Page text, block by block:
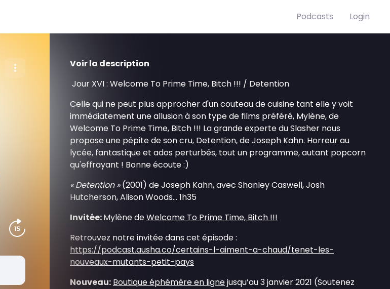
Podcasts Login
Voir la description
Jour XVI : Welcome To Prime Time, Bitch !!! / Detention
Celle qui ne peut plus approcher d'un couteau de cuisine tant elle y voit
immédiatement une allusion à son type de films préféré, Mylène, de
Welcome To Prime Time, Bitch !!! La grande experte du Slasher nous
propose une pépite de son cru, Detention, de Joseph Kahn. Horreur au
lycée, fantastique et ados perturbés, tout un programme, autant popcorn
qu'effrayant ! Bonne écoute :)
« Detention »(2001) de Joseph Kahn, avec Shanley Caswell, Josh
Hutcherson, Alison Woods... 1h35
Invitée:Mylène deWelcome To Prime Time, Bitch !!!
Retrouvez notre invitée dans cet épisode :
https://podcast.ausha.co/certains-l-aiment-a-chaud/tenet-les-
nouveaux-mutants-petit-pays
Nouveau: Boutique éphémère en lignejusqu’au 3 janvier 2021 (Soutenez